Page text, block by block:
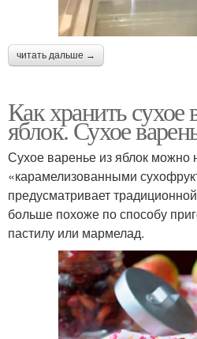
читать дальше →
Как хранить сухое
яблок. Сухое
Сухое варенье из яблок можно
«карамелизованными
предусматривает
больше похоже по способу
пастилу или мармелад.